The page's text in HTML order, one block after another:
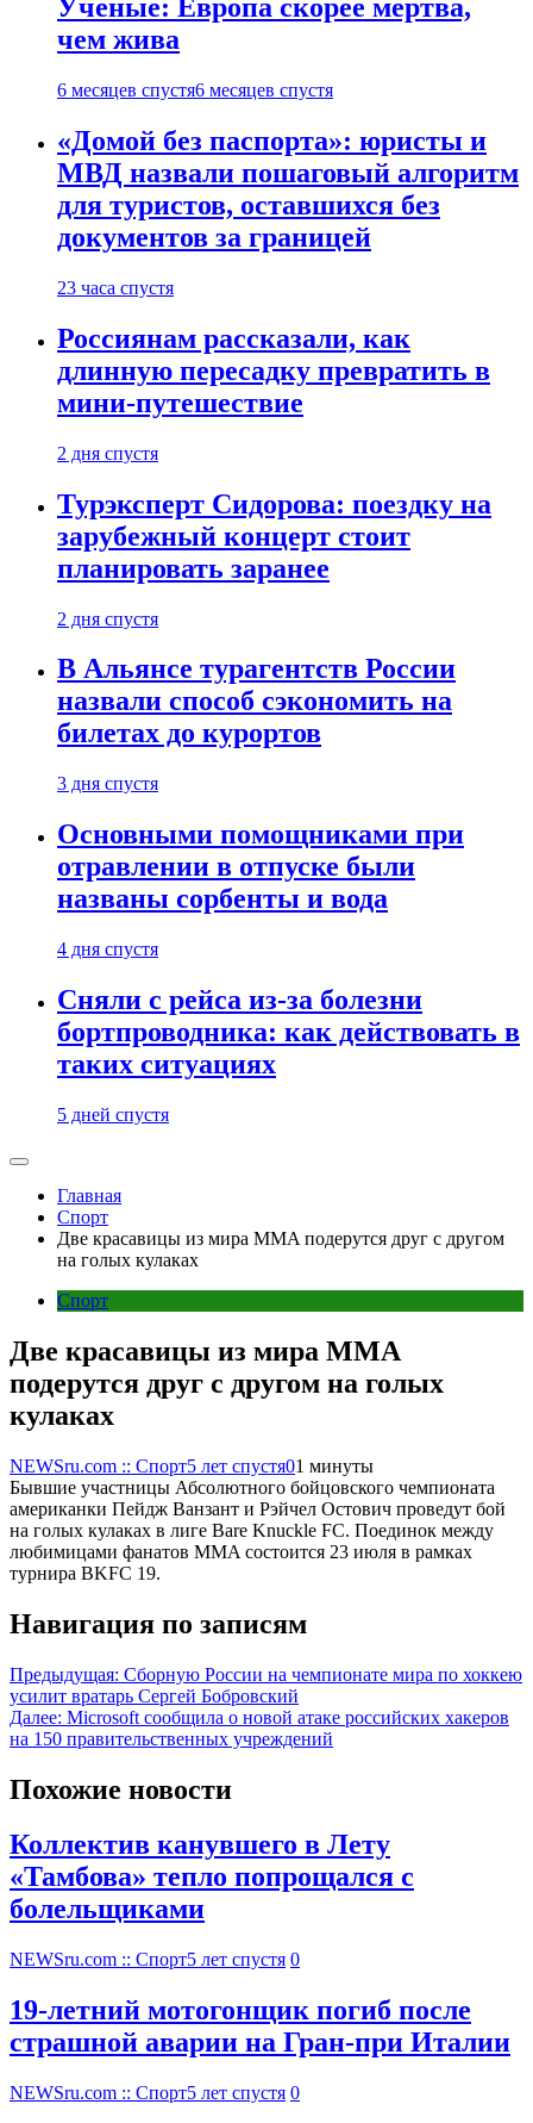
Ученые: Европа скорее мертва,
чем жива
6 месяцев спустя6 месяцев спустя
«Домой без паспорта»: юристы и
МВД назвали пошаговый алгоритм
для туристов, оставшихся без
документов за границей
23 часа спустя
Россиянам рассказали, как
длинную пересадку превратить в
мини-путешествие
2 дня спустя
Турэксперт Сидорова: поездку на
зарубежный концерт стоит
планировать заранее
2 дня спустя
В Альянсе турагентств России
назвали способ сэкономить на
билетах до курортов
3 дня спустя
Основными помощниками при
отравлении в отпуске были
названы сорбенты и вода
4 дня спустя
Сняли с рейса из-за болезни
бортпроводника: как действовать в
таких ситуациях
5 дней спустя
Главная
Спорт
Две красавицы из мира MMA подерутся друг с другом
на голых кулаках
Спорт
Две красавицы из мира MMA
подерутся друг с другом на голых
кулаках
NEWSru.com :: Спорт5 лет спустя01 минуты
Бывшие участницы Абсолютного бойцовского чемпионата
американки Пейдж Ванзант и Рэйчел Остович проведут бой
на голых кулаках в лиге Bare Knuckle FC. Поединок между
любимицами фанатов MMA состоится 23 июля в рамках
турнира BKFC 19.
Навигация по записям
Предыдущая: Сборную России на чемпионате мира по хоккею
усилит вратарь Сергей Бобровский
Далее: Microsoft сообщила о новой атаке российских хакеров
на 150 правительственных учреждений
Похожие новости
Коллектив канувшего в Лету
«Тамбова» тепло попрощался с
болельщиками
NEWSru.com :: Спорт5 лет спустя 0
19-летний мотогонщик погиб после
страшной аварии на Гран-при Италии
NEWSru.com :: Спорт5 лет спустя 0